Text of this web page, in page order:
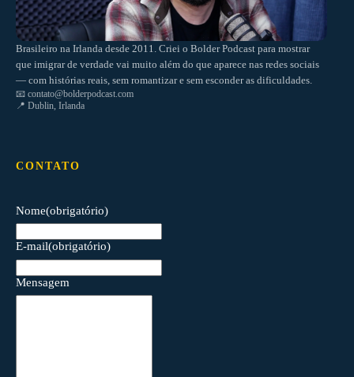
Brasileiro na Irlanda desde 2011. Criei o Bolder Podcast para mostrar
que imigrar de verdade vai muito além do que aparece nas redes sociais
— com histórias reais, sem romantizar e sem esconder as dificuldades.
📧 contato@bolderpodcast.com
📍 Dublin, Irlanda
CONTATO
Nome(obrigatório)
E-mail(obrigatório)
Mensagem